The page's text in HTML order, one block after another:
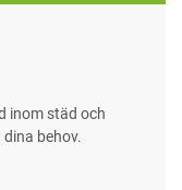
inom städ och
behov.